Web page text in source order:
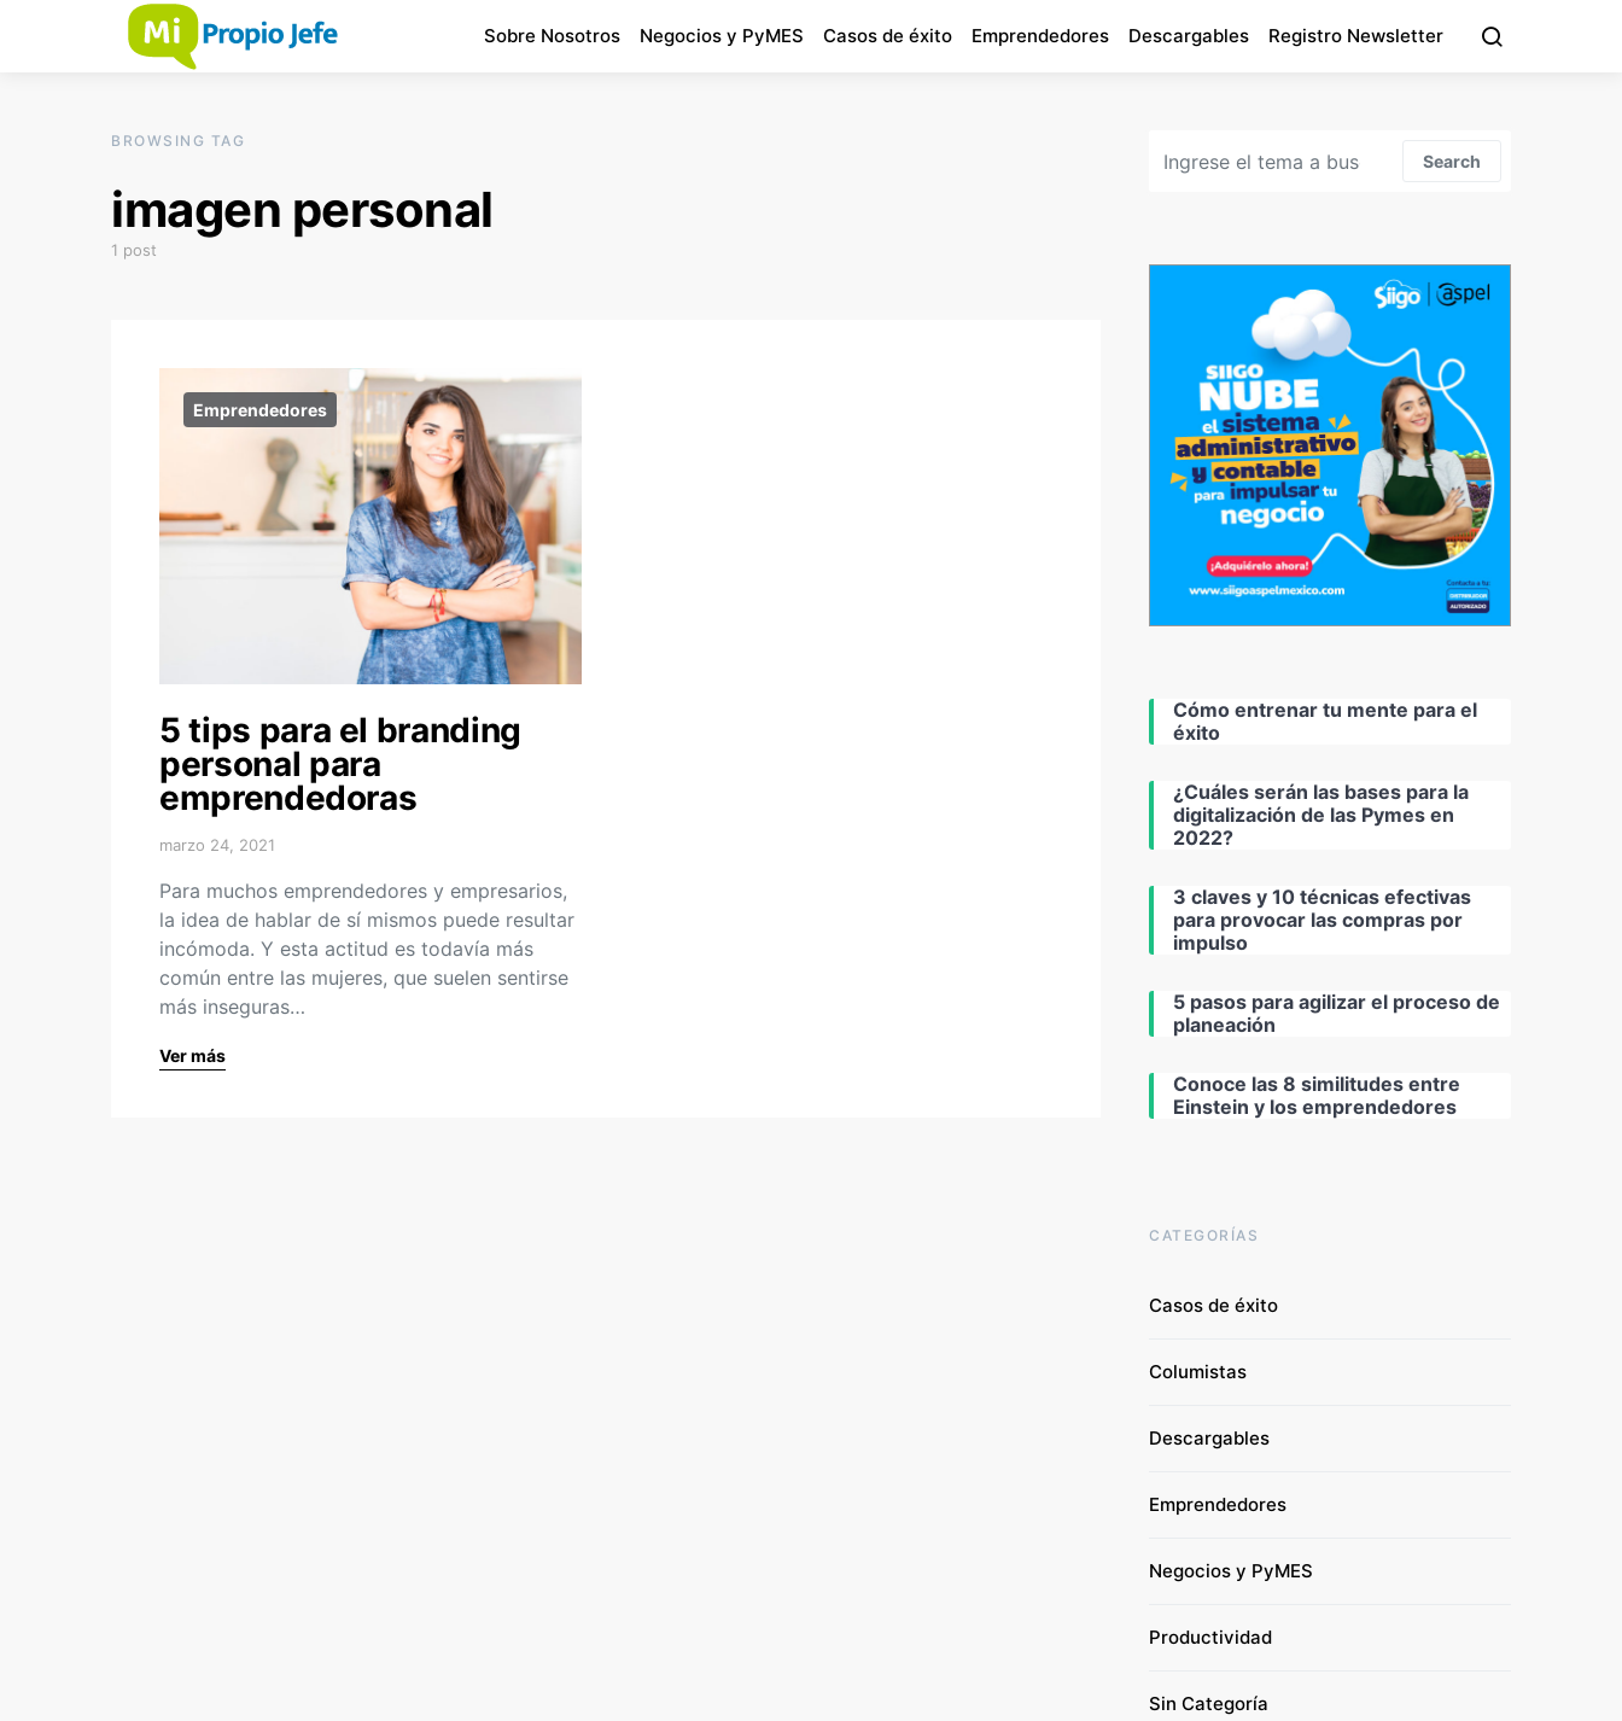
Sobre Nosotros Negocios y PyMES Casos de éxito Emprendedores Descargables Registro Newsletter
BROWSING TAG
imagen personal
1 post
Emprendedores
5 tips para el branding
personal para
emprendedoras
marzo 24, 2021
Para muchos emprendedores y empresarios,
la idea de hablar de sí mismos puede resultar
incómoda. Y esta actitud es todavía más
común entre las mujeres, que suelen sentirse
más inseguras…
Ver más
Search
Cómo entrenar tu mente para el
éxito
¿Cuáles serán las bases para la
digitalización de las Pymes en
2022?
3 claves y 10 técnicas efectivas
para provocar las compras por
impulso
5 pasos para agilizar el proceso de
planeación
Conoce las 8 similitudes entre
Einstein y los emprendedores
CATEGORÍAS
Casos de éxito
Columistas
Descargables
Emprendedores
Negocios y PyMES
Productividad
Sin Categoría